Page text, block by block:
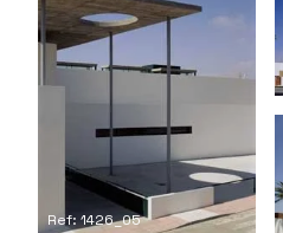
Ref: 1426_05